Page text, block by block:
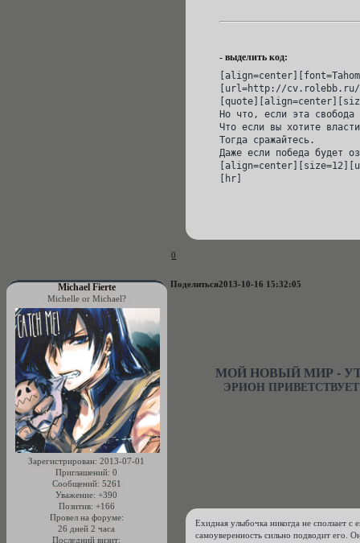
- выделить код:
[url=http://
Но что, если эта свобода
Что если вы хотите
Тогда сражайтесь.
Даже если победа
[hr]
0
Поделиться2013-10-16 15:32:05
Michael Fierte
Michelle or Michael?
Зарегистрирован: 2013-07-01
Приглашений: 0
Сообщений: 5261
Уважение: +390
Позитив: +166
Провел на форуме:
26 дней 2 часа
Последний визит:
МОЙ НОВЫЙ МИР -
ЭРИОН
Ехидная улыбочка никогда не сползает с
самоуверенность сильно подводит его.